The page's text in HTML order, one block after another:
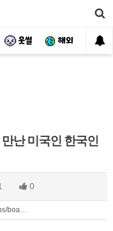
웃썰 해외 핫
난 미국인 한국인
0
boa…